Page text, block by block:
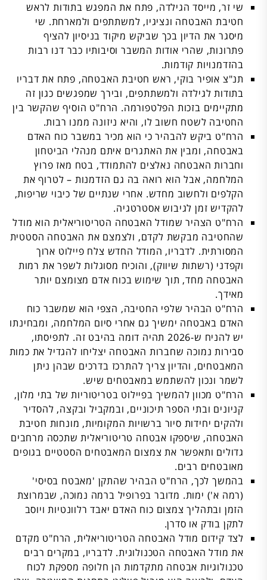
שי זר, מייסד הגילדה, פתח את המפגש בתודות לראש
חטיבת האבטחה ונציגיו, למשתתפים ולמארחת. שי
מיסגר את הדיון בכך שביקש מיקוד בניסיון להציף
פתרונות, שהרי אודות המשבר וסיבותיו כבר דנו רבות
בהזדמנויות קודמות.
תנ"צ אופיר בוקי, ראש חטיבת האבטחה, פתח את דבריו
בתודות לגילדה ולמשתתפים, ובירך שמפגשים כגון זה
מתקיימים בזכות הפלטפורמה. הרח"ט הוסיף שהקשר בין
החטיבה לשטח חשוב לו, והיא ניזונה ממנו רבות.
הרח"ט ביקש להבהיר כי הוא מכיר במשבר כוח האדם
באבטחה, ומבין את האתגרים איתם מנהלי הביטחון
וחברות האבטחה נאלצים להתמודד, בטח מאז פרוץ
המלחמה, אבל הוא רואה בה גם הזדמנות – לטרוף את
הקלפים ולחשוב מחדש. אחרי שנתיים של כיבוי שריפות,
להקדיש זמן לגיבוש אסטרטגיה.
הרח"ט הצהיר שמודל האבטחה הטריטוריאלית הוא מודל
שהחטיבה מבקשת לקדם, ולצמצם את האבטחה הסטטית
המסורתית. לדבריו, המודל החדש צלח פיילוט ארוך
וקפדני (רשתות שיווק), והוכיח מסוגלות לשפר את רמות
האבטחה מחד, תוך שימוש בכוח אדם מצומצם יותר
מאידך.
הרח"ט הבהיר שלפי החטיבה, הצפי הוא שמשבר כוח
האדם באבטחה ימשיך גם אחרי סיום המלחמה, ומבחינתו
יש להניח ש-2026 תהיה דומה בהיבט זה. לתפיסתו,
סבירות נמוכה שחברות האבטחה יצליחו להגדיל את כמות
המאבטחים, והדיון צריך להתרכז בדרכים שבהן ניתן
לשמר ונכון להשתמש במאבטחים שיש.
הרח"ט מכוון להמשיך בפיילוט בטריטוריות של בתי מלון,
קניונים ובתי הספר תיכוניים, ובמקביל ובקצה, להסדיר
ולהקים יחידות סיור ברשויות המקומיות, מונחות חטיבת
האבטחה, שיספקו אבטחה טריטוריאלית שתכסה מרחבים
גדולים ותאפשר את צמצום המאבטחים הסטטיים בגופים
מאובטחים רבים.
בהמשך לכך, הרח"ט הבהיר שהתקן 'מאבטח בסיסי'
(רמה א') ימות. מדובר בפרופיל ברמה נמוכה, שבמרוצת
הזמן ובתהליך צמצום כוח האדם יאבד רלוונטיות ויוסב
לתקן בודק או סדרן.
לצד קידום מודל האבטחה הטריטוריאלית, הרח"ט מקדם
את מודל האבטחה הטכנולוגית. לדבריו, במקרים רבים
טכנולוגיות אבטחה מתקדמות הן חלופה מספקת לכוח